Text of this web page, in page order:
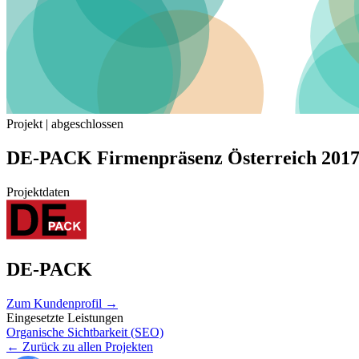
Projekt | abgeschlossen
DE-PACK Firmenpräsenz Österreich 2017
Projektdaten
DE-PACK
Zum Kundenprofil →
Eingesetzte Leistungen
Organische Sichtbarkeit (SEO)
← Zurück zu allen Projekten